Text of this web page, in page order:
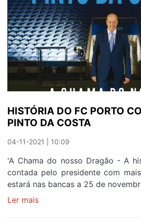
DA
COSTA
ÀS
LÁGRIMAS
HISTÓRIA DO FC PORTO
PINTO DA COSTA
04-11-2021 | 10:09
'A Chama do nosso Dragão - A
contada pelo presidente com
estará nas bancas a 25 de
Ler mais